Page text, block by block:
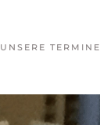
UNSERE TERMINE